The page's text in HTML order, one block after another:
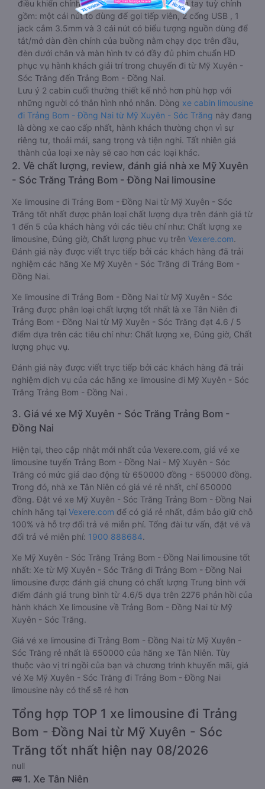
điều khiển chính nằm ngay cạnh đầu để tiện tay tuỳ chỉnh
gồm: một cái nút to đùng để gọi tiếp viên, 2 cổng USB , 1
jack cắm 3.5mm và 3 cái nút có biểu tượng nguồn dùng để
tắt/mở dàn đèn chính của buồng nằm chạy dọc trên đầu,
đèn dưới chân và màn hình tv có đầy đủ phim chuẩn HD
phục vụ hành khách giải trí trong chuyến đi từ Mỹ Xuyên -
Sóc Trăng đến Trảng Bom - Đồng Nai.
Lưu ý 2 cabin cuối thường thiết kế nhỏ hơn phù hợp với
những người có thân hình nhỏ nhắn. Dòng xe cabin limousine
đi Trảng Bom - Đồng Nai từ Mỹ Xuyên - Sóc Trăng này đang
là dòng xe cao cấp nhất, hành khách thường chọn vì sự
riêng tư, thoải mái, sang trọng và tiện nghi. Tất nhiên giá
thành của loại xe này sẽ cao hơn các loại khác.
2. Về chất lượng, review, đánh giá nhà xe Mỹ Xuyên
- Sóc Trăng Trảng Bom - Đồng Nai limousine
Xe limousine đi Trảng Bom - Đồng Nai từ Mỹ Xuyên - Sóc
Trăng tốt nhất được phân loại chất lượng dựa trên đánh giá từ
1 đến 5 của khách hàng với các tiêu chí như: Chất lượng xe
limousine, Đúng giờ, Chất lượng phục vụ trên Vexere.com.
Đánh giá này được viết trực tiếp bởi các khách hàng đã trải
nghiệm các hãng Xe Mỹ Xuyên - Sóc Trăng đi Trảng Bom -
Đồng Nai.
Xe limousine đi Trảng Bom - Đồng Nai từ Mỹ Xuyên - Sóc
Trăng được phân loại chất lượng tốt nhất là xe Tân Niên đi
Trảng Bom - Đồng Nai từ Mỹ Xuyên - Sóc Trăng đạt 4.6 / 5
điểm dựa trên các tiêu chí như: Chất lượng xe, Đúng giờ, Chất
lượng phục vụ.
Đánh giá này được viết trực tiếp bởi các khách hàng đã trải
nghiệm dịch vụ của các hãng xe limousine đi Mỹ Xuyên - Sóc
Trăng Trảng Bom - Đồng Nai .
3. Giá vé xe Mỹ Xuyên - Sóc Trăng Trảng Bom -
Đồng Nai
Hiện tại, theo cập nhật mới nhất của Vexere.com, giá vé xe
limousine tuyến Trảng Bom - Đồng Nai - Mỹ Xuyên - Sóc
Trăng có mức giá dao động từ 650000 đồng - 650000 đồng.
Trong đó, nhà xe Tân Niên có giá vé rẻ nhất, chỉ 650000
đồng. Đặt vé xe Mỹ Xuyên - Sóc Trăng Trảng Bom - Đồng Nai
chính hãng tại Vexere.com để có giá rẻ nhất, đảm bảo giữ chỗ
100% và hỗ trợ đổi trả vé miễn phí. Tổng đài tư vấn, đặt vé và
đổi trả vé miễn phí: 1900 888684.
Xe Mỹ Xuyên - Sóc Trăng Trảng Bom - Đồng Nai limousine tốt
nhất: Xe từ Mỹ Xuyên - Sóc Trăng đi Trảng Bom - Đồng Nai
limousine được đánh giá chung có chất lượng Trung bình với
điểm đánh giá trung bình từ 4.6/5 dựa trên 2276 phản hồi của
hành khách Xe limousine về Trảng Bom - Đồng Nai từ Mỹ
Xuyên - Sóc Trăng.
Giá vé xe limousine đi Trảng Bom - Đồng Nai từ Mỹ Xuyên -
Sóc Trăng rẻ nhất là 650000 của hãng xe Tân Niên. Tùy
thuộc vào vị trí ngồi của bạn và chương trình khuyến mãi, giá
vé Xe Mỹ Xuyên - Sóc Trăng đi Trảng Bom - Đồng Nai
limousine này có thể sẽ rẻ hơn
Tổng hợp TOP 1 xe limousine đi Trảng
Bom - Đồng Nai từ Mỹ Xuyên - Sóc
Trăng tốt nhất hiện nay 08/2026
null
🚌 1. Xe Tân Niên